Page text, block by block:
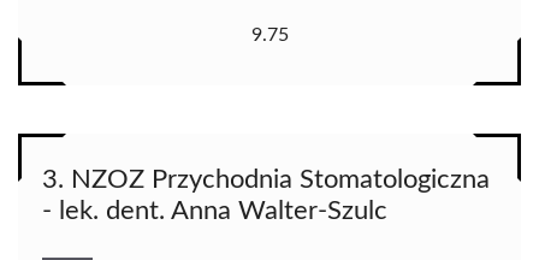
9.75
3. NZOZ Przychodnia Stomatologiczna
- lek. dent. Anna Walter-Szulc